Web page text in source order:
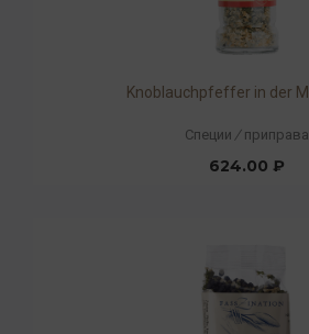
Knoblauchpfeffer in der
Специи / приправа
624.00 ₽